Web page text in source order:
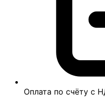
Оплата по счёту с